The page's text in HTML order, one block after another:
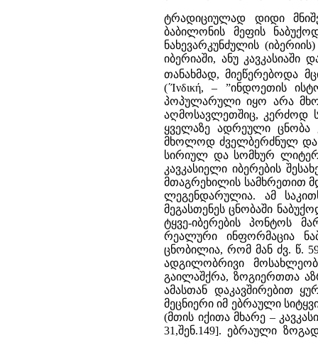
ტრადიციულად დიდი
ბაბილონის მეფის
ნახევარკუნძულის
იბერიაში, ანუ
თანახმად, მიეწერებოდა
(΄Ίνδική, – ”ინდოეთის
პოპულარული იყო არა
აღმოსავლეთშიც, კერძოდ
ყველაზე ადრეული ცნობა
მხოლოდ ძველბერძნულ და
სირიულ და სომხურ
კავკასიელი იბერების
მთაგრეხილის სამხრეთით
ლეგენდარულია. ამ
მეგასთენეს ცნობაში
ტყვე-იბერების პონტოს
რეალური ინფორმაცია
ცნობილია, რომ მან ძვ. წ.
ადგილობრივი
გაილაშქრა, ზოგიერთთა
ამასთან დაკავშირებით
მეცნიერი იმ ებრაული
(მთის იქითა მხარე –
31,შენ.149]. ებრაული